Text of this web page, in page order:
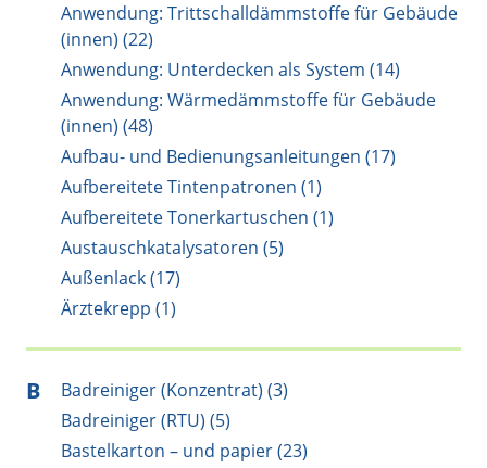
Anwendung: Trittschalldämmstoffe für Gebäude
(innen) (22)
Anwendung: Unterdecken als System (14)
Anwendung: Wärmedämmstoffe für Gebäude
(innen) (48)
Aufbau- und Bedienungsanleitungen (17)
Aufbereitete Tintenpatronen (1)
Aufbereitete Tonerkartuschen (1)
Austauschkatalysatoren (5)
Außenlack (17)
Ärztekrepp (1)
B
Badreiniger (Konzentrat) (3)
Badreiniger (RTU) (5)
Bastelkarton – und papier (23)